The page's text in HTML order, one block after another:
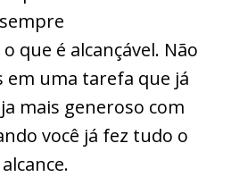
que é alcançável. Não
em uma tarefa que já
mais generoso com
você já fez tudo o